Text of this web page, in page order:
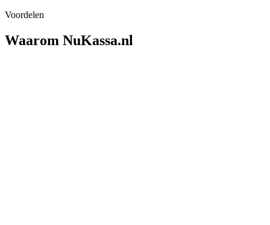
Voordelen
Waarom NuKassa.nl